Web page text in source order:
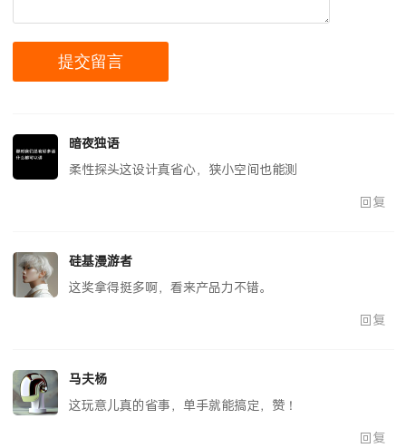
暗夜独语
柔性探头这设计真省心，狭小空间也能测
回复
硅基漫游者
这奖拿得挺多啊，看来产品力不错。
回复
马夫杨
这玩意儿真的省事，单手就能搞定，赞！
回复